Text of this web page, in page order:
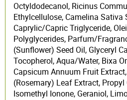
Octyldodecanol, Ricinus
Ethylcellulose, Camelina Sativa
Caprylic/Capric Triglyceride,
Polyglycerides, Parfum/
(Sunflower) Seed Oil, Glyceryl
Tocopherol, Aqua/Water, Bixa
Capsicum Annuum Fruit
(Rosemary) Leaf Extract,
Isomethyl Ionone, Geraniol,